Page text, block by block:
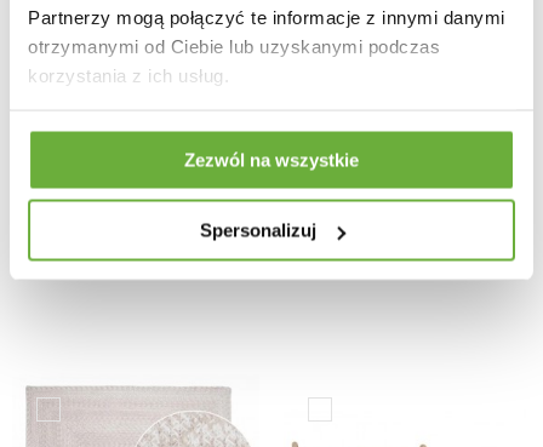
Partnerzy mogą połączyć te informacje z innymi danymi
otrzymanymi od Ciebie lub uzyskanymi podczas
korzystania z ich usług.
Zezwól na wszystkie
Spersonalizuj
ZESTAW KOSZY
DEKORACYJNYCH KUTA
RATTAN - 3SZT
321,76 zł -16%
LATARNIA CORFU
ZIELONY ZESTAW
170,55 zł -16%
203,03 zł